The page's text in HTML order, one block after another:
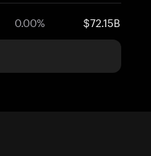
0.00% $72.15B